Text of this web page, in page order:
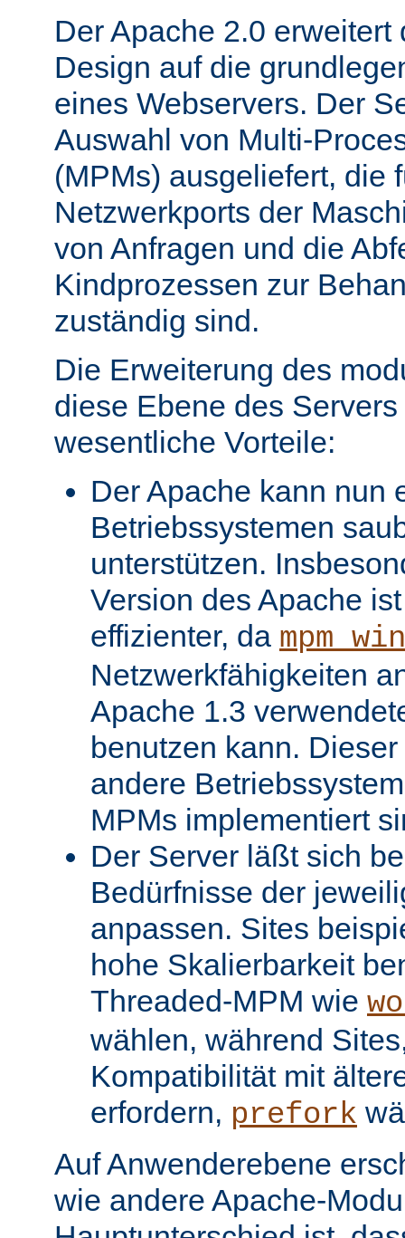
Der Apache 2.0
Design auf die
eines Webservers. Der
Auswahl von Multi-
(MPMs) ausgeliefert, die
Netzwerkports der
von Anfragen und die
Kindprozessen zur
zuständig sind.
Die Erweiterung des
diese Ebene des
wesentliche Vorteile:
Der Apache kann nun
Betriebssystemen
unterstützen.
Version des Apache
effizienter, da
Netzwerkfähigkeiten
Apache 1.3
benutzen kann.
andere
MPMs implementiert
Der Server läßt sich
Bedürfnisse der
anpassen. Sites
hohe Skalierbarkeit
Threaded-MPM wie
wählen, während
Kompatibilität mit
erfordern, prefork
Auf Anwenderebene
wie andere Apache-